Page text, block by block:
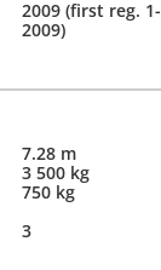
2009 (first reg. 1-
2009)
7.28 m
3 500 kg
750 kg
3